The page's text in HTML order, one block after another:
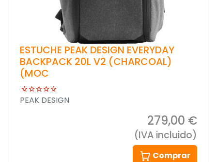
ESTUCHE PEAK DESIGN EVERYDAY
BACKPACK 20L V2 (CHARCOAL)
(MOC
PEAK DESIGN
279,00 €
(IVA incluido)
Comprar